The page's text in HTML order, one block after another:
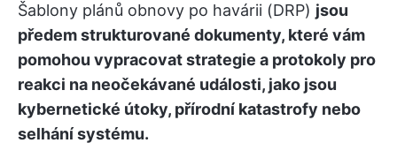
Šablony plánů obnovy po havárii (DRP) jsou
předem strukturované dokumenty, které vám
pomohou vypracovat strategie a protokoly pro
reakci na neočekávané události, jako jsou
kybernetické útoky, přírodní katastrofy nebo
selhání systému.